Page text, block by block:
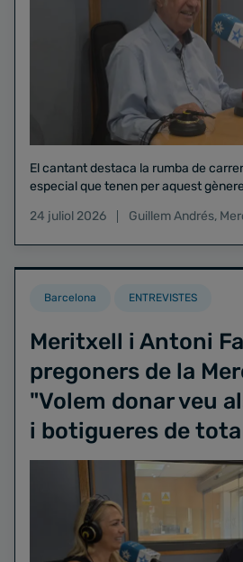
El cantant destaca la rumba de
especial que tenen per aquest gènere
24 juliol 2026
Guillem Andrés,
Barcelona ENTREVISTES
Meritxell i Antoni
pregoners de la
"Volem donar veu
i botigueres de